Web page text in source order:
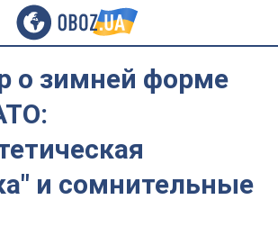
о зимней форме
и сомнительные